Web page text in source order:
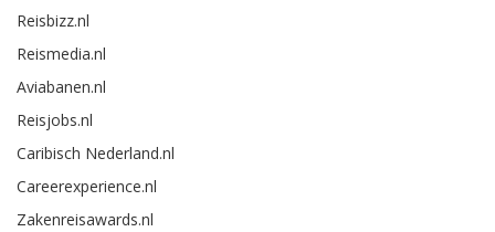
Reisbizz.nl
Reismedia.nl
Aviabanen.nl
Reisjobs.nl
Caribisch Nederland.nl
Careerexperience.nl
Zakenreisawards.nl